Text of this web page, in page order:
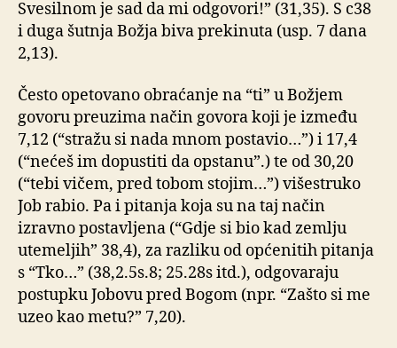
Svesilnom je sad da mi odgovori!” (31,35). S c38
i duga šutnja Božja biva prekinuta (usp. 7 dana
2,13).
Često opetovano obraćanje na “ti” u Božjem
govoru preuzima način govora koji je između
7,12 (“stražu si nada mnom postavio…”) i 17,4
(“nećeš im dopustiti da opstanu”.) te od 30,20
(“tebi vičem, pred tobom stojim…”) višestruko
Job rabio. Pa i pitanja koja su na taj način
izravno postavljena (“Gdje si bio kad zemlju
utemeljih” 38,4), za razliku od općenitih pitanja
s “Tko…” (38,2.5s.8; 25.28s itd.), odgovaraju
postupku Jobovu pred Bogom (npr. “Zašto si me
uzeo kao metu?” 7,20).